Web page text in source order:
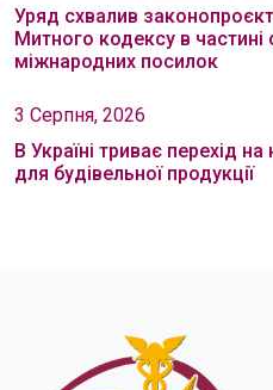
Уряд схвалив
Митного кодексу в частині
міжнародних посилок
3 Серпня, 2026
В Україні триває перехід
для будівельної продукції